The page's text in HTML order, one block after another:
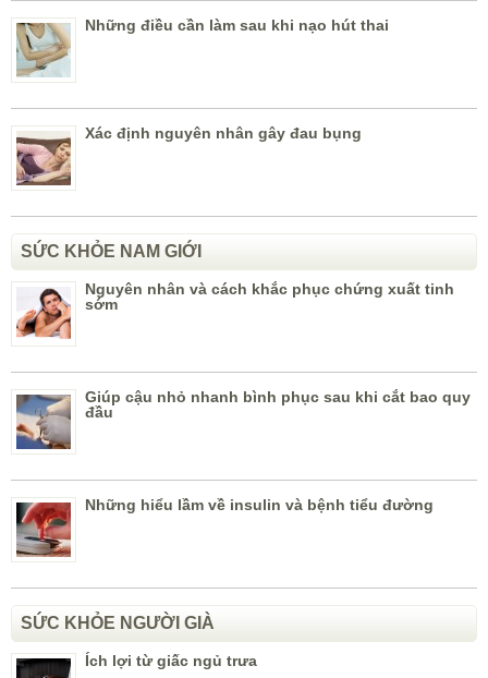
Những điều cần làm sau khi nạo hút thai
Xác định nguyên nhân gây đau bụng
SỨC KHỎE NAM GIỚI
Nguyên nhân và cách khắc phục chứng xuất tinh
sớm
Giúp cậu nhỏ nhanh bình phục sau khi cắt bao quy
đầu
Những hiểu lầm về insulin và bệnh tiểu đường
SỨC KHỎE NGƯỜI GIÀ
Ích lợi từ giấc ngủ trưa